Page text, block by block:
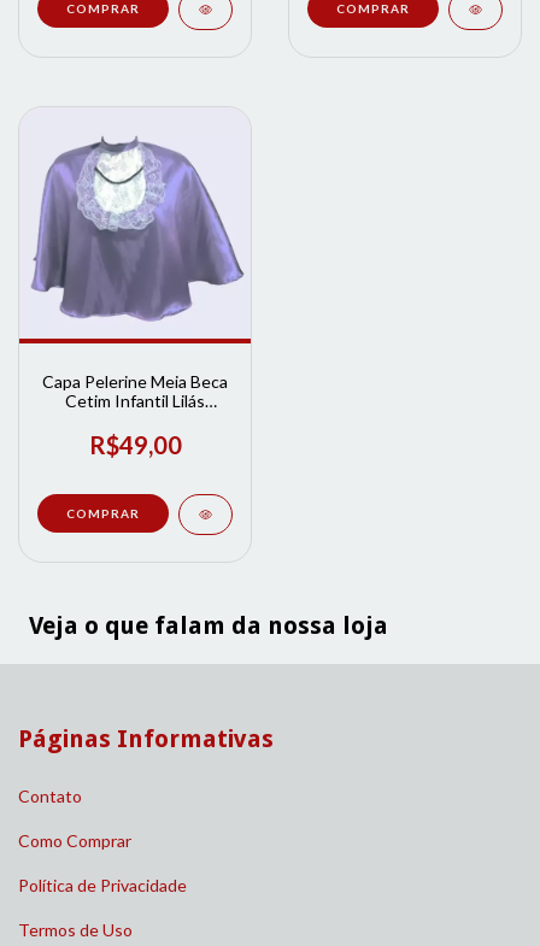
COMPRAR COMPRAR
Capa Pelerine Meia Beca
Cetim Infantil Lilás
Formatura
R$49,00
COMPRAR
Veja o que falam da nossa loja
Páginas Informativas
Contato
Como Comprar
Política de Privacidade
Termos de Uso